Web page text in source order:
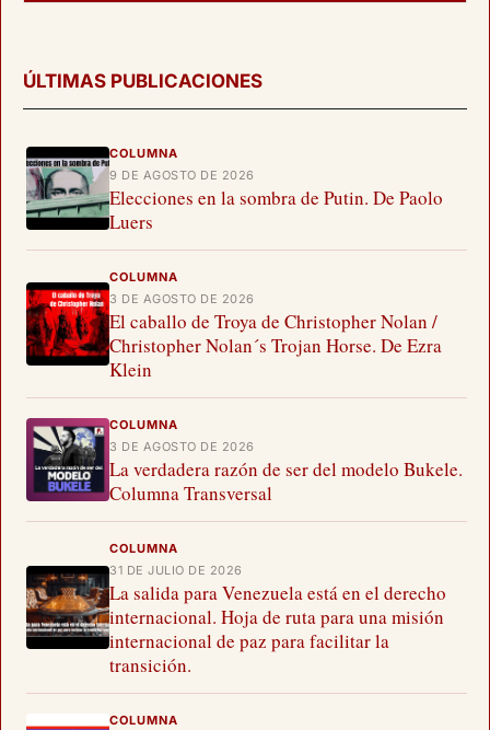
ÚLTIMAS PUBLICACIONES
COLUMNA
9 DE AGOSTO DE 2026
Elecciones en la sombra de Putin. De Paolo
Luers
COLUMNA
3 DE AGOSTO DE 2026
El caballo de Troya de Christopher Nolan /
Christopher Nolan´s Trojan Horse. De Ezra
Klein
COLUMNA
3 DE AGOSTO DE 2026
La verdadera razón de ser del modelo Bukele.
Columna Transversal
COLUMNA
31 DE JULIO DE 2026
La salida para Venezuela está en el derecho
internacional. Hoja de ruta para una misión
internacional de paz para facilitar la
transición.
COLUMNA